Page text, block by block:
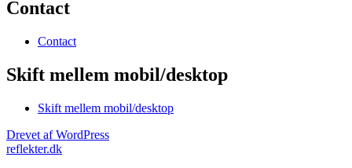
Contact
Contact
Skift mellem mobil/desktop
Skift mellem mobil/desktop
Drevet af WordPress
reflekter.dk